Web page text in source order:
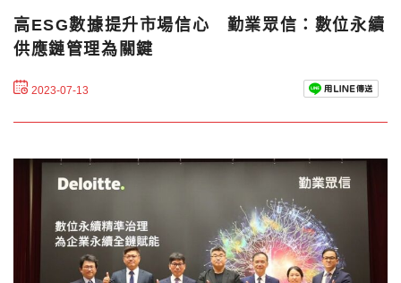
高ESG數據提升市場信心 勤業眾信：數位永續
供應鏈管理為關鍵
2023-07-13